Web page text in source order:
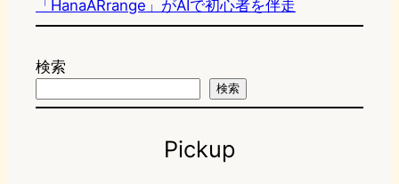
「HanaARrange」がAIで初心者を伴走
検索
検索
Pickup